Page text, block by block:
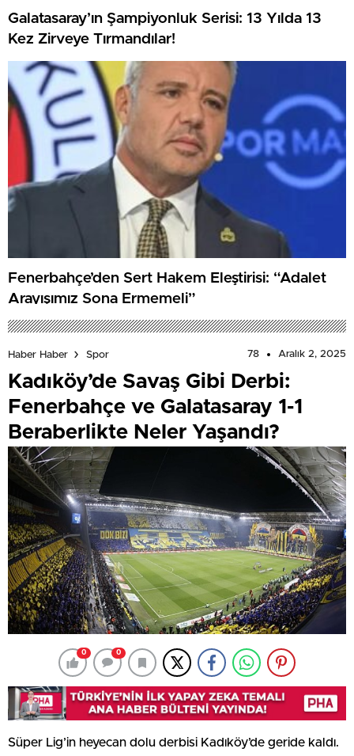
Galatasaray’ın Şampiyonluk Serisi: 13 Yılda 13
Kez Zirveye Tırmandılar!
Fenerbahçe’den Sert Hakem Eleştirisi: “Adalet
Arayışımız Sona Ermemeli”
Haber Haber Spor 78 Aralık 2, 2025
Kadıköy’de Savaş Gibi Derbi:
Fenerbahçe ve Galatasaray 1-1
Beraberlikte Neler Yaşandı?
0 0
Süper Lig’in heyecan dolu derbisi Kadıköy’de geride kaldı.